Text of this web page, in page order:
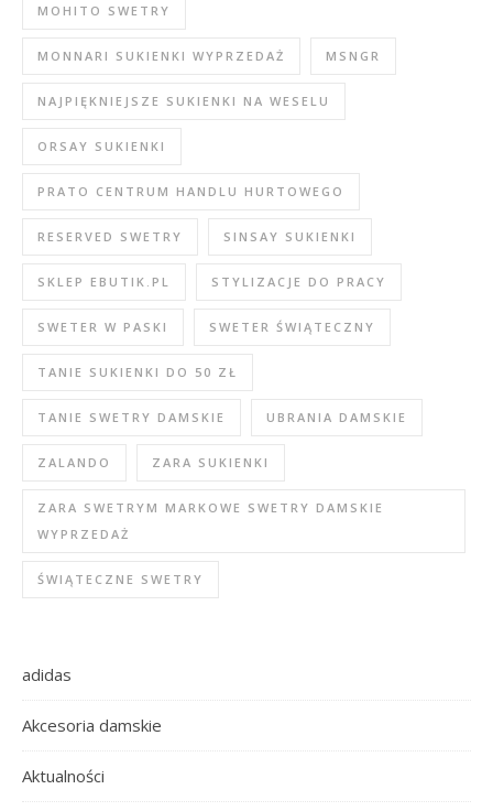
MOHITO SWETRY
MONNARI SUKIENKI WYPRZEDAŻ MSNGR
NAJPIĘKNIEJSZE SUKIENKI NA WESELU
ORSAY SUKIENKI
PRATO CENTRUM HANDLU HURTOWEGO
RESERVED SWETRY SINSAY SUKIENKI
SKLEP EBUTIK.PL STYLIZACJE DO PRACY
SWETER W PASKI SWETER ŚWIĄTECZNY
TANIE SUKIENKI DO 50 ZŁ
TANIE SWETRY DAMSKIE UBRANIA DAMSKIE
ZALANDO ZARA SUKIENKI
ZARA SWETRYM MARKOWE SWETRY DAMSKIE
WYPRZEDAŻ
ŚWIĄTECZNE SWETRY
adidas
Akcesoria damskie
Aktualności